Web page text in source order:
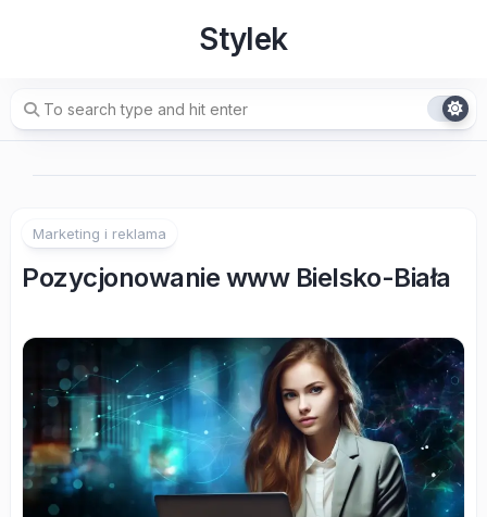
Stylek
Marketing i reklama
Pozycjonowanie www Bielsko-Biała